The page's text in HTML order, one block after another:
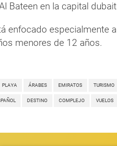
Bateen en la capital
enfocado especialmente
menores de 12 años.
PLAYA ÁRABES EMIRATOS TURISMO
DESTINO COMPLEJO VUELOS